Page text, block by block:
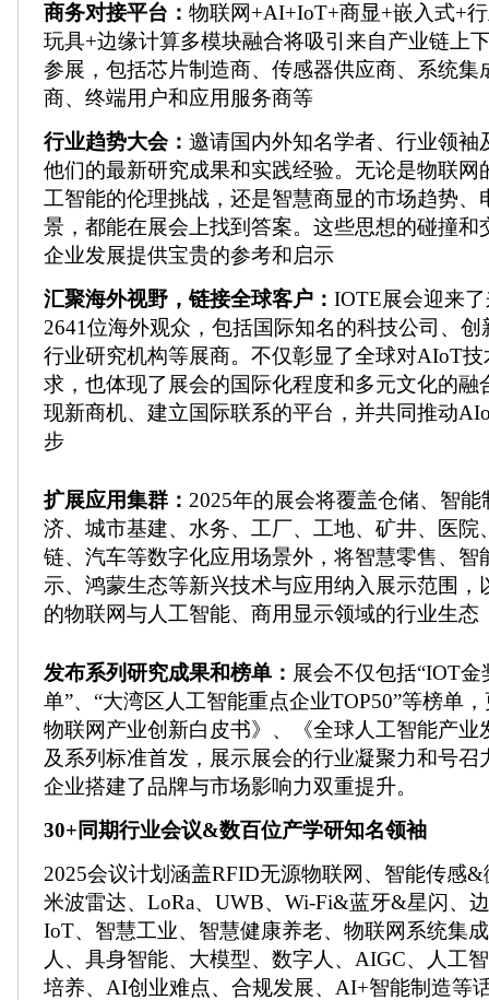
商务对接平台： 物联网+AI+IoT+商显+嵌入式+
玩具+边缘计算多模块融合将吸引来自产业链上
参展，包括芯片制造商、传感器供应商、系统集
商、终端用户和应用服务商等
行业趋势大会： 邀请国内外知名学者、行业领袖
他们的最新研究成果和实践经验。无论是物联网
工智能的伦理挑战，还是智慧商显的市场趋势、
景，都能在展会上找到答案。这些思想的碰撞和
企业发展提供宝贵的参考和启示
汇聚海外视野，链接全球客户： IOTE展会迎来
2641位海外观众，包括国际知名的科技公司、
行业研究机构等展商。不仅彰显了全球对AIoT
求，也体现了展会的国际化程度和多元文化的融
现新商机、建立国际联系的平台，并共同推动
步
扩展应用集群： 2025年的展会将覆盖仓储、智能
济、城市基建、水务、工厂、工地、矿井、医院
链、汽车等数字化应用场景外，将智慧零售、智
示、鸿蒙生态等新兴技术与应用纳入展示范围，
的物联网与人工智能、商用显示领域的行业生态
发布系列研究成果和榜单： 展会不仅包括“IOT金
单”、“大湾区人工智能重点企业TOP50”等榜单
物联网产业创新白皮书》、《全球人工智能产业
及系列标准首发，展示展会的行业凝聚力和号召
企业搭建了品牌与市场影响力双重提升。
30+同期行业会议&数百位产学研知名领袖
2025会议计划涵盖RFID无源物联网、智能传感
米波雷达、LoRa、UWB、Wi-Fi&蓝牙&星闪、
IoT、智慧工业、智慧健康养老、物联网系统集
人、具身智能、大模型、数字人、AIGC、人工
培养、AI创业难点、合规发展、AI+智能制造等